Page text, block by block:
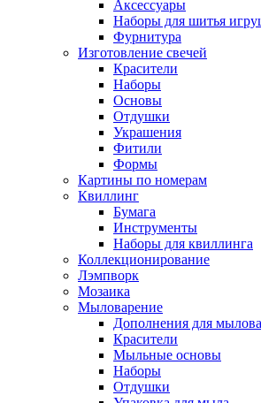
Аксессуары
Наборы для шитья
Фурнитура
Изготовление свечей
Красители
Наборы
Основы
Отдушки
Украшения
Фитили
Формы
Картины по номерам
Квиллинг
Бумага
Инструменты
Наборы для квиллинга
Коллекционирование
Лэмпворк
Мозаика
Мыловарение
Дополнения для
Красители
Мыльные основы
Наборы
Отдушки